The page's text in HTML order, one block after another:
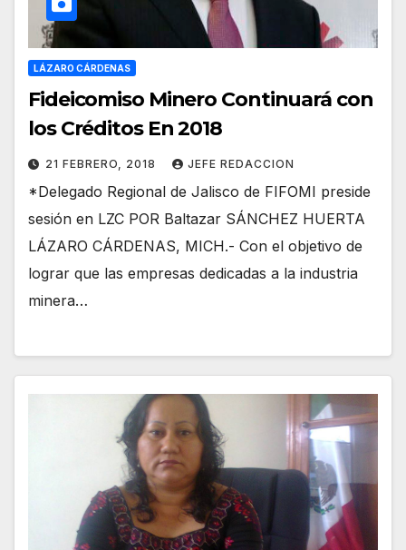
LÁZARO CÁRDENAS
Fideicomiso Minero Continuará con
los Créditos En 2018
21 FEBRERO, 2018 JEFE REDACCION
*Delegado Regional de Jalisco de FIFOMI preside
sesión en LZC POR Baltazar SÁNCHEZ HUERTA
LÁZARO CÁRDENAS, MICH.- Con el objetivo de
lograr que las empresas dedicadas a la industria
minera…